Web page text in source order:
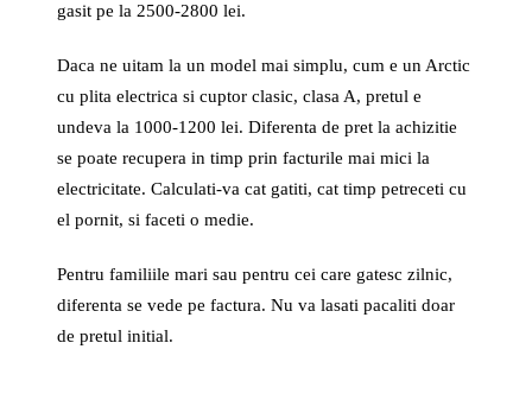
gasit pe la 2500-2800 lei.
Daca ne uitam la un model mai simplu, cum e un Arctic
cu plita electrica si cuptor clasic, clasa A, pretul e
undeva la 1000-1200 lei. Diferenta de pret la achizitie
se poate recupera in timp prin facturile mai mici la
electricitate. Calculati-va cat gatiti, cat timp petreceti cu
el pornit, si faceti o medie.
Pentru familiile mari sau pentru cei care gatesc zilnic,
diferenta se vede pe factura. Nu va lasati pacaliti doar
de pretul initial.